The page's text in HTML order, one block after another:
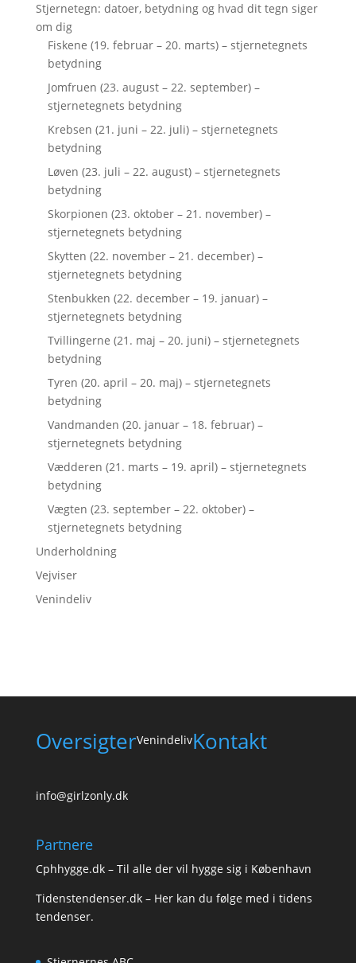
Stjernetegn: datoer, betydning og hvad dit tegn siger
om dig
Fiskene (19. februar – 20. marts) – stjernetegnets
betydning
Jomfruen (23. august – 22. september) –
stjernetegnets betydning
Krebsen (21. juni – 22. juli) – stjernetegnets
betydning
Løven (23. juli – 22. august) – stjernetegnets
betydning
Skorpionen (23. oktober – 21. november) –
stjernetegnets betydning
Skytten (22. november – 21. december) –
stjernetegnets betydning
Stenbukken (22. december – 19. januar) –
stjernetegnets betydning
Tvillingerne (21. maj – 20. juni) – stjernetegnets
betydning
Tyren (20. april – 20. maj) – stjernetegnets
betydning
Vandmanden (20. januar – 18. februar) –
stjernetegnets betydning
Vædderen (21. marts – 19. april) – stjernetegnets
betydning
Vægten (23. september – 22. oktober) –
stjernetegnets betydning
Underholdning
Vejviser
Venindeliv
OversigterVenindelivKontakt
info@girlzonly.dk
Partnere
Cphhygge.dk– Til alle der vil hygge sig i København
Tidenstendenser.dk– Her kan du følge med i tidens
tendenser.